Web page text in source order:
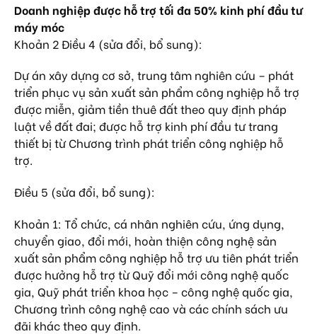
Doanh nghiệp được hỗ trợ tối đa 50% kinh phí đầu tư
máy móc
Khoản 2 Điều 4 (sửa đổi, bổ sung):
Dự án xây dựng cơ sở, trung tâm nghiên cứu – phát
triển phục vụ sản xuất sản phẩm công nghiệp hỗ trợ
được miễn, giảm tiền thuê đất theo quy định pháp
luật về đất đai; được hỗ trợ kinh phí đầu tư trang
thiết bị từ Chương trình phát triển công nghiệp hỗ
trợ.
Điều 5 (sửa đổi, bổ sung):
Khoản 1: Tổ chức, cá nhân nghiên cứu, ứng dụng,
chuyển giao, đổi mới, hoàn thiện công nghệ sản
xuất sản phẩm công nghiệp hỗ trợ ưu tiên phát triển
được hưởng hỗ trợ từ Quỹ đổi mới công nghệ quốc
gia, Quỹ phát triển khoa học – công nghệ quốc gia,
Chương trình công nghệ cao và các chính sách ưu
đãi khác theo quy định.